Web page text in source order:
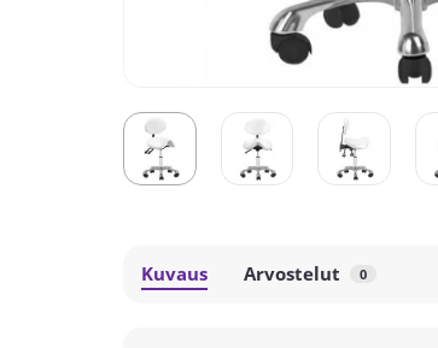
Kuvaus Arvostelut 0